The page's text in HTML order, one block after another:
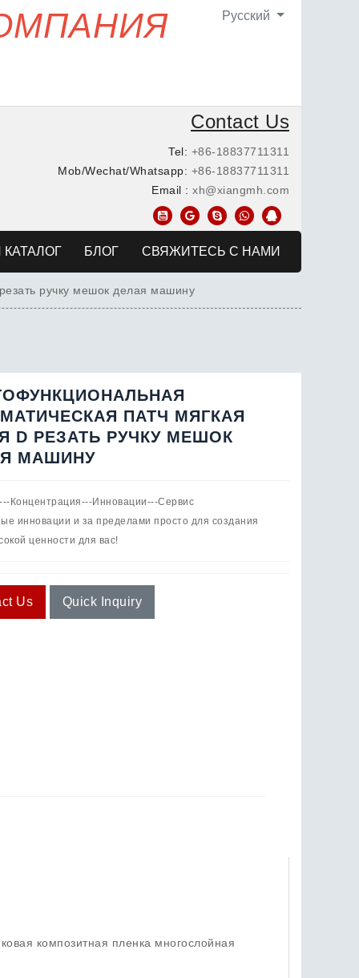
Pусский
Contact Us
Tel: +86-18837711311
Mob/Wechat/Whatsapp: +86-18837711311
Email : xh@xiangmh.com
БЛОГ СВЯЖИТЕСЬ С НАМИ
ручку мешок делая машину
ПАТЧ МЯГКАЯ
D РЕЗАТЬ РУЧКУ МЕШОК
МАШИНУ
Концентрация---Инновации---Сервис
инновации и за пределами просто для создания
ценности для вас!
Us Quick Inquiry
композитная пленка многослойная